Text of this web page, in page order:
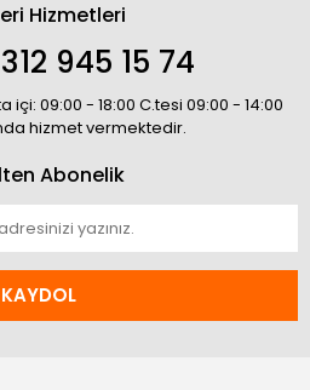
Hizmetleri
945 15 74
09:00 - 18:00 C.tesi 09:00 - 14:00
hizmet vermektedir.
Abonelik
KAYDOL